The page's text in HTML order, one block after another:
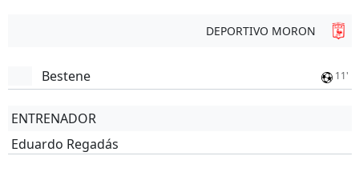
DEPORTIVO MORON
Bestene 11'
ENTRENADOR
Eduardo Regadás